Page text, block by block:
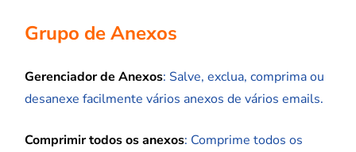
Grupo de Anexos
Gerenciador de Anexos: Salve, exclua, comprima ou
desanexe facilmente vários anexos de vários emails.
Comprimir todos os anexos: Comprime todos os